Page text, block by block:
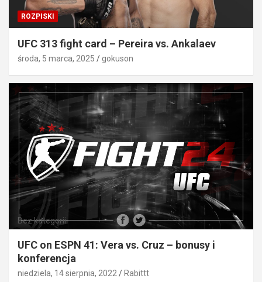
ROZPISKI
UFC 313 fight card – Pereira vs. Ankalaev
środa, 5 marca, 2025 gokuson
Bez kategorii
UFC on ESPN 41: Vera vs. Cruz – bonusy i
konferencja
niedziela, 14 sierpnia, 2022 Rabittt